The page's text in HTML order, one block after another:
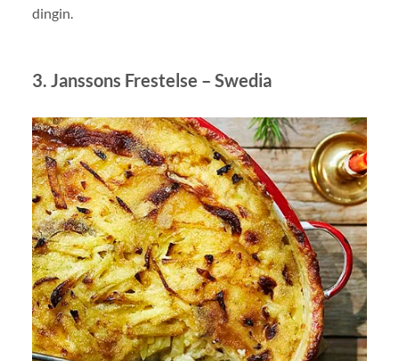
dingin.
3. Janssons Frestelse – Swedia